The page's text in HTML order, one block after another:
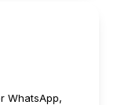
WhatsApp,